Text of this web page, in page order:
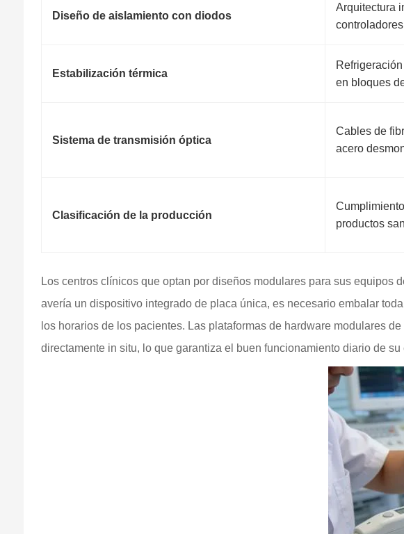
Diseño de aislamiento con diodos
Arquitectura
Estabilización térmica
en bloques
Sistema de transmisión óptica
Cables de
acero
Clasificación de la producción
productos
Los centros clínicos que optan por diseños modulares para sus
avería un dispositivo integrado de placa única, es necesario embalar
los horarios de los pacientes. Las plataformas de hardware modulares
directamente in situ, lo que garantiza el buen funcionamiento diario de